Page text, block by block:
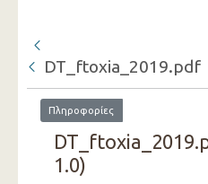
DT_ftoxia_2019.pdf
Πληροφορίες
1.0)